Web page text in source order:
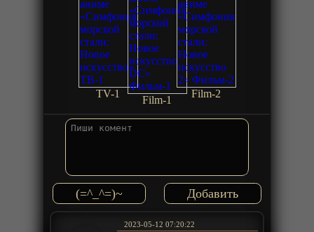
TV-1
Film-1
Film-2
(=^_^=)~
2023-05-12 07:20:22